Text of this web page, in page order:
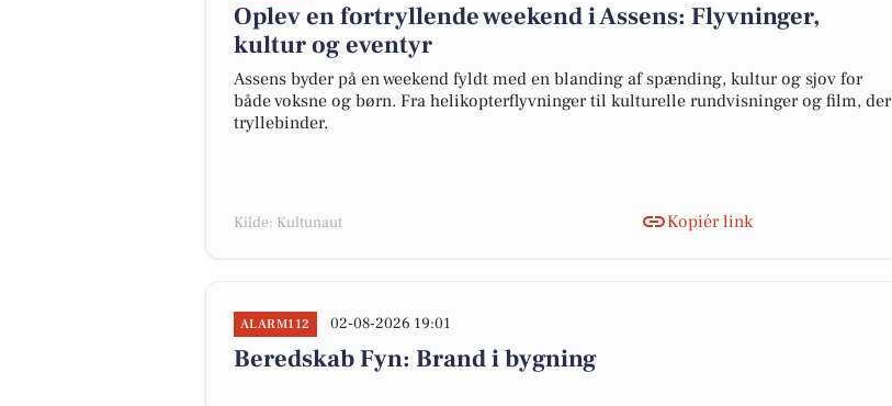
Oplev en fortryllende weekend i Assens: Flyvninger,
kultur og eventyr
Assens byder på en weekend fyldt med en blanding af spænding, kultur og sjov for
både voksne og børn. Fra helikopterflyvninger til kulturelle rundvisninger og film, der
tryllebinder.
Kilde: Kultunaut Kopiér link
ALARM112 02-08-2026 19:01
Beredskab Fyn: Brand i bygning